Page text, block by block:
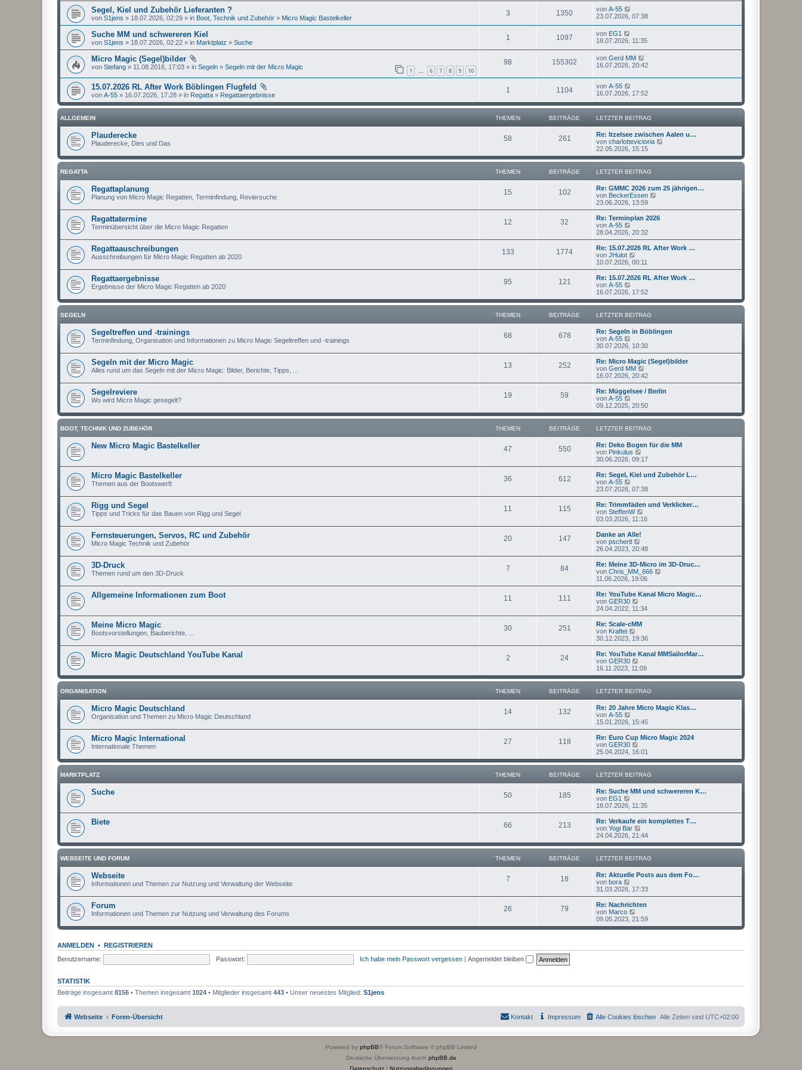
Segel, Kiel und Zubehör Lieferanten ?
von S1jens » 18.07.2026, 02:29 » in Boot, Technik und Zubehör » Micro Magic Bastelkeller
3 1350 von A-55
23.07.2026, 07:38
Suche MM und schwereren Kiel
von S1jens » 18.07.2026, 02:22 » in Marktplatz » Suche
1 1097 von EG1
18.07.2026, 11:35
Micro Magic (Segel)bilder
1 … 6 7 8 9 10
von Stefang » 11.08.2016, 17:03 » in Segeln » Segeln mit der Micro Magic
98 155302 von Gerd MM
16.07.2026, 20:42
15.07.2026 RL After Work Böblingen Flugfeld
von A-55 » 16.07.2026, 17:28 » in Regatta » Regattaergebnisse
1 1104 von A-55
16.07.2026, 17:52
ALLGEMEIN THEMEN BEITRÄGE LETZTER BEITRAG
Plauderecke
Plauderecke, Dies und Das
58 261
Re: Itzelsee zwischen Aalen u…
von charlottevictoria
u
e
r
i
g
22.05.2026, 15:15
REGATTA THEMEN BEITRÄGE LETZTER BEITRAG
Regattaplanung
Planung von Micro Magic Regatten, Terminfindung, Reviersuche
15 102
Re: GMMC 2026 zum 25 jährigen…
von BeckerEssen
u
e
r
B
r
23.06.2026, 13:59
Regattatermine
Terminübersicht über die Micro Magic Regatten
12 32
Re: Terminplan 2026
von A-55
e
u
e
s
t
r
B
e
t
a
g
28.04.2026, 20:32
Regattaauschreibungen
Ausschreibungen für Micro Magic Regatten ab 2020
133 1774
Re: 15.07.2026 RL After Work …
von JHulot
e
u
e
t
r
B
e
i
t
a
g
10.07.2026, 00:11
Regattaergebnisse
Ergebnisse der Micro Magic Regatten ab 2020
95 121
Re: 15.07.2026 RL After Work …
von A-55
e
u
e
s
r
e
i
t
r
a
g
16.07.2026, 17:52
SEGELN THEMEN BEITRÄGE LETZTER BEITRAG
Segeltreffen und -trainings
Terminfindung, Organisation und Informationen zu Micro Magic Segeltreffen und -trainings
68 678
Re: Segeln in Böblingen
von A-55
e
u
e
s
t
r
B
e
i
t
a
g
30.07.2026, 10:30
Segeln mit der Micro Magic
Alles rund um das Segeln mit der Micro Magic: Bilder, Berichte, Tipps, ...
13 252
Re: Micro Magic (Segel)bilder
von Gerd MM
e
u
e
t
r
B
e
i
t
a
g
16.07.2026, 20:42
Segelreviere
Wo wird Micro Magic gesegelt?
19 59
Re: Müggelsee / Berlin
von A-55
e
u
e
s
r
B
e
i
t
a
g
09.12.2025, 20:50
BOOT, TECHNIK UND ZUBEHÖR THEMEN BEITRÄGE LETZTER BEITRAG
New Micro Magic Bastelkeller 47 550
Re: Deko Bogen für die MM
von Pinkulus
e
u
e
t
B
e
i
g
30.06.2026, 09:17
Micro Magic Bastelkeller
Themen aus der Bootswerft
36 612
Re: Segel, Kiel und Zubehör L…
von A-55
e
u
e
s
t
r
B
e
i
r
a
g
23.07.2026, 07:38
Rigg und Segel
Tipps und Tricks für das Bauen von Rigg und Segel
11 115
Re: Trimmfäden und Verklicker…
von SteffenW
e
u
t
r
B
e
i
r
g
03.03.2026, 11:16
Fernsteuerungen, Servos, RC und Zubehör
Micro Magic Technik und Zubehör
20 147
Danke an Alle!
von pschertl
e
u
e
s
t
r
B
e
i
r
g
26.04.2023, 20:48
3D-Druck
Themen rund um den 3D-Druck
7 84
Re: Meine 3D-Micro im 3D-Druc…
von Chris_MM_666
u
e
r
11.06.2026, 19:06
Allgemeine Informationen zum Boot 11 111
Re: YouTube Kanal Micro Magic…
von GER30
e
u
e
t
r
B
e
i
t
a
g
24.04.2022, 11:34
Meine Micro Magic
Bootsvorstellungen, Bauberichte, ...
30 251
Re: Scale-cMM
von Kraftei
e
u
e
s
t
r
B
e
i
t
a
g
30.12.2023, 19:36
Micro Magic Deutschland YouTube Kanal 2 24
Re: YouTube Kanal MMSailorMar…
von GER30
e
u
e
s
r
e
i
t
a
g
16.11.2023, 11:09
ORGANISATION THEMEN BEITRÄGE LETZTER BEITRAG
Micro Magic Deutschland
Organisation und Themen zu Micro Magic Deutschland
14 132
Re: 20 Jahre Micro Magic Klas…
von A-55
e
u
e
s
t
r
B
e
i
t
a
g
15.01.2026, 15:45
Micro Magic International
Internationale Themen
27 118
Re: Euro Cup Micro Magic 2024
von GER30
e
u
e
s
r
e
i
t
r
a
g
25.04.2024, 16:01
MARKTPLATZ THEMEN BEITRÄGE LETZTER BEITRAG
Suche 50 185
Re: Suche MM und schwereren K…
von EG1
e
u
e
s
t
r
B
e
i
t
a
g
18.07.2026, 11:35
Biete 66 213
Re: Verkaufe ein komplettes T…
von Yogi Bär
e
u
e
s
r
e
i
t
a
g
24.04.2026, 21:44
WEBSEITE UND FORUM THEMEN BEITRÄGE LETZTER BEITRAG
Webseite
Informationen und Themen zur Nutzung und Verwaltung der Webseite
7 18
Re: Aktuelle Posts aus dem Fo…
von bora
e
u
e
s
t
r
i
31.03.2026, 17:33
Forum
Informationen und Themen zur Nutzung und Verwaltung des Forums
26 79
Re: Nachrichten
von Marco
e
u
09.05.2023, 21:59
ANMELDEN • REGISTRIEREN
Benutzername:
Passwort: Ich habe mein Passwort vergessen | Angemeldet bleiben
STATISTIK
Beiträge insgesamt 8156 • Themen insgesamt 1024 • Mitglieder insgesamt 443 • Unser neuestes Mitglied: S1jens
Webseite Foren-Übersicht Alle Zeiten sind UTC+02:00
Alle Cookies löschen
Impressum
Kontakt
Powered by phpBB® Forum Software © phpBB Limited
Deutsche Übersetzung durch phpBB.de
Datenschutz| Nutzungsbedingungen